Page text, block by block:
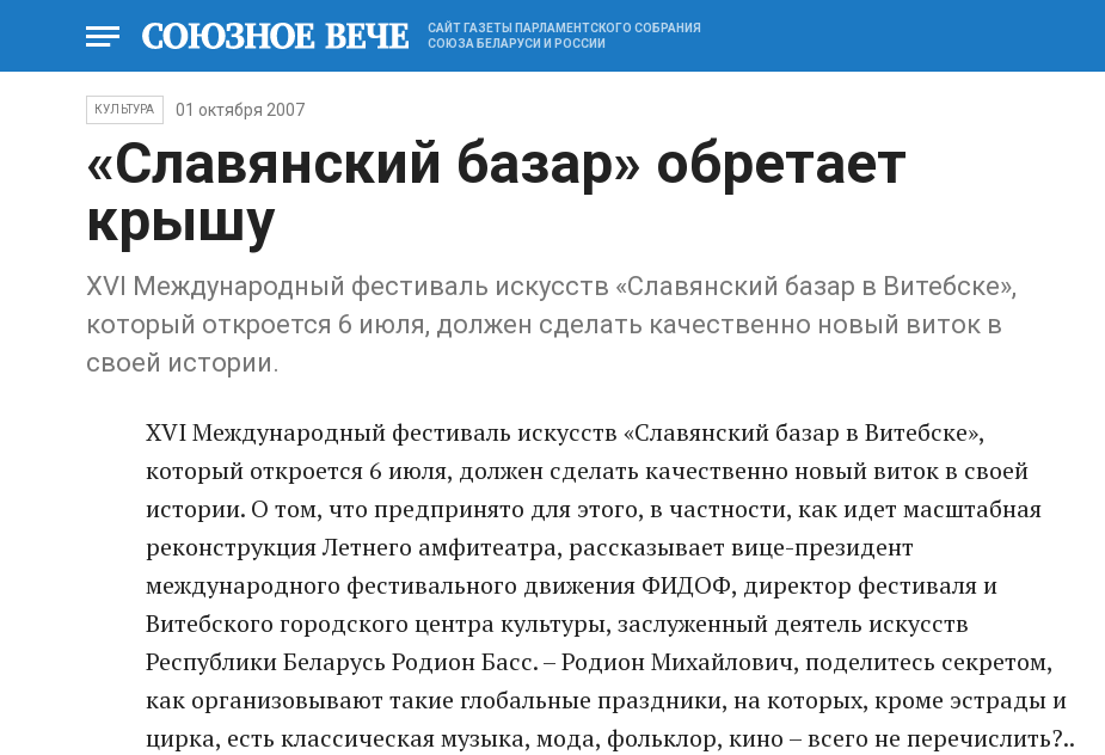
САЙТ ГАЗЕТЫ ПАРЛАМЕНТСКОГО СОБРАНИЯ
СОЮЗА БЕЛАРУСИ И РОССИИ
КУЛЬТУРА 01 октября 2007
«Славянский базар» обретает
крышу
ХVI Международный фестиваль искусств «Славянский базар в Витебске»,
который откроется 6 июля, должен сделать качественно новый виток в
своей истории.
ХVI Международный фестиваль искусств «Славянский базар в Витебске»,
который откроется 6 июля, должен сделать качественно новый виток в своей
истории. О том, что предпринято для этого, в частности, как идет масштабная
реконструкция Летнего амфитеатра, рассказывает вице-президент
международного фестивального движения ФИДОФ, директор фестиваля и
Витебского городского центра культуры, заслуженный деятель искусств
Республики Беларусь Родион Басс. – Родион Михайлович, поделитесь секретом,
как организовывают такие глобальные праздники, на которых, кроме эстрады и
цирка, есть классическая музыка, мода, фольклор, кино – всего не перечислить?..